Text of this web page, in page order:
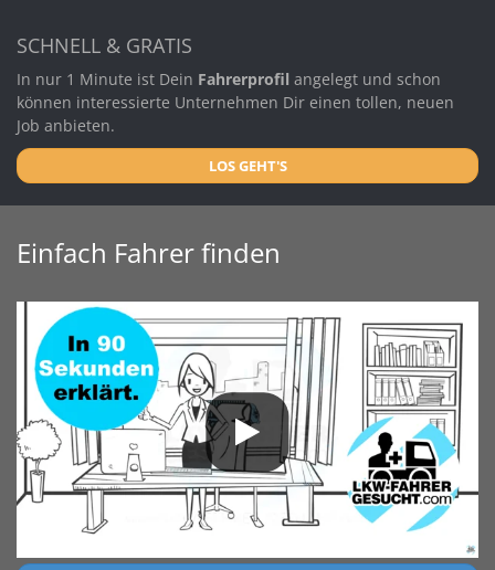
SCHNELL & GRATIS
In nur 1 Minute ist Dein Fahrerprofil angelegt und schon
können interessierte Unternehmen Dir einen tollen, neuen
Job anbieten.
LOS GEHT'S
Einfach Fahrer finden